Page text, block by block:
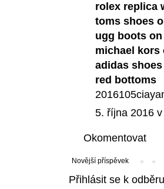
rolex replica
toms shoes
ugg boots
michael kors
adidas shoes
red bottoms
5. října 2016
Okomentovat
Novější příspěvek
Přihlásit se k